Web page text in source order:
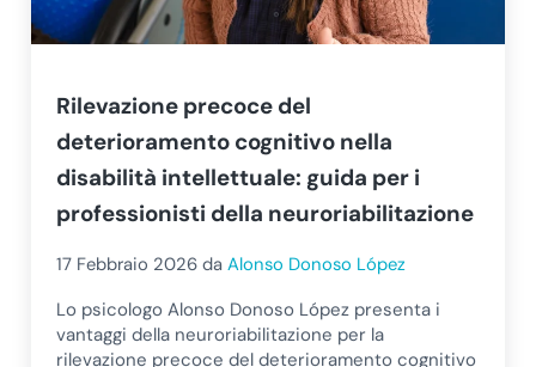
Rilevazione precoce del
deterioramento cognitivo nella
disabilità intellettuale: guida per i
professionisti della neuroriabilitazione
17 Febbraio 2026 daAlonso Donoso López
Lo psicologo Alonso Donoso López presenta i
vantaggi della neuroriabilitazione per la
rilevazione precoce del deterioramento cognitivo